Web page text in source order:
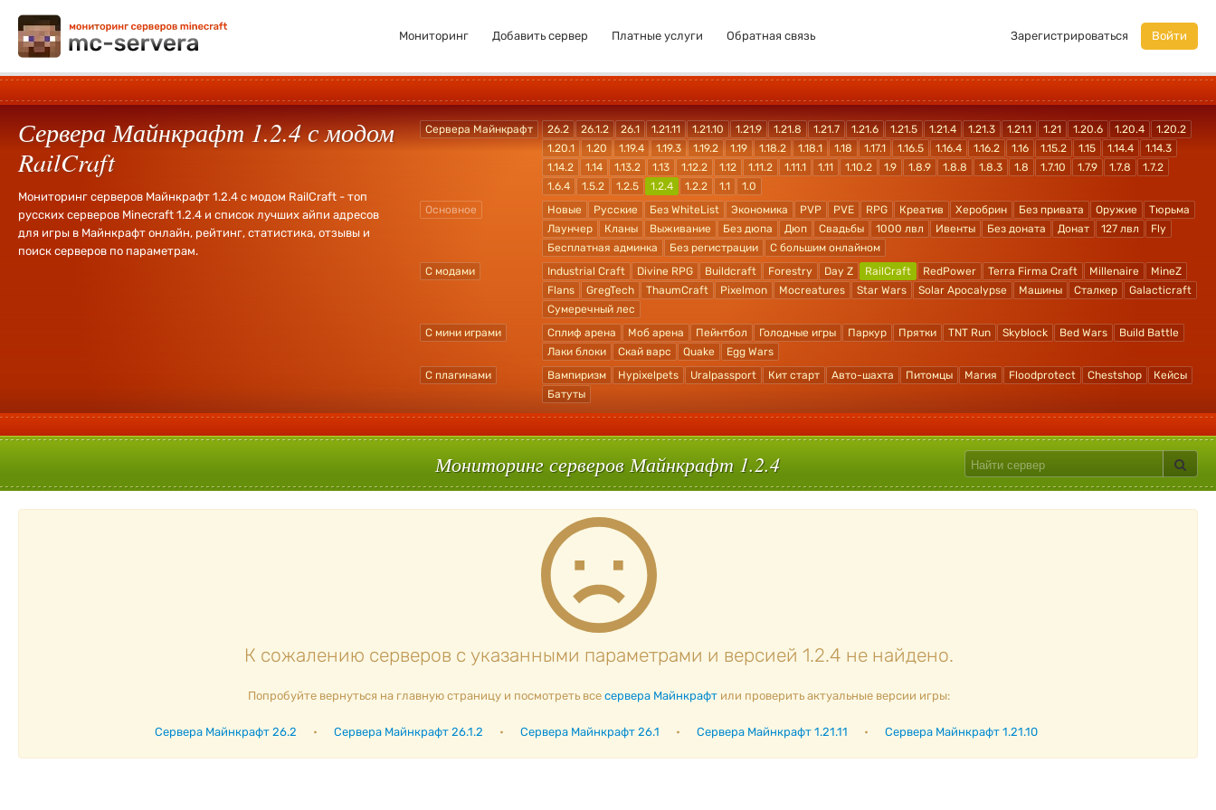
Мониторинг Добавить сервер Платные услуги Обратная связь Зарегистрироваться Войти
Сервера Майнкрафт 1.2.4 с модом
RailCraft
Мониторинг серверов Майнкрафт 1.2.4 с модом RailCraft - топ
русских серверов Minecraft 1.2.4 и список лучших айпи адресов
для игры в Майнкрафт онлайн, рейтинг, статистика, отзывы и
поиск серверов по параметрам.
Сервера Майнкрафт 26.2 26.1.2 26.1 1.21.11 1.21.10 1.21.9 1.21.8 1.21.7 1.21.6 1.21.5 1.21.4 1.21.3 1.21.1 1.21 1.20.6 1.20.4
1.20.2
1.20.1
1.20 1.19.4 1.19.3 1.19.2 1.19 1.18.2 1.18.1 1.18 1.17.1 1.16.5 1.16.4 1.16.2 1.16 1.15.2 1.15 1.14.4
1.14.3
1.14.2
1.14 1.13.2 1.13 1.12.2 1.12 1.11.2 1.11.1 1.11 1.10.2 1.9 1.8.9 1.8.8 1.8.3 1.8 1.7.10 1.7.9 1.7.8
1.7.2
1.6.4
1.5.2 1.2.5 1.2.4 1.2.2 1.1
1.0
Основное
Новые Русские Без WhiteList Экономика PVP PVE RPG Креатив Херобрин Без привата Оружие
Тюрьма
Лаунчер
Кланы Выживание Без дюпа Дюп Свадьбы 1000 лвл Ивенты Без доната Донат 127 лвл
Fly
Бесплатная админка
Без регистрации
С большим онлайном
С модами
Industrial Craft Divine RPG Buildcraft Forestry Day Z RailCraft RedPower Terra Firma Craft Millenaire
MineZ
Flans
GregTech ThaumCraft Pixelmon Mocreatures Star Wars Solar Apocalypse Машины Сталкер
Galacticraft
Сумеречный лес
С мини играми
Сплиф арена Моб арена Пейнтбол Голодные игры Паркур Прятки TNT Run Skyblock Bed Wars
Build Battle
Лаки блоки
Скай варс Quake
Egg Wars
С плагинами
Вампиризм Hypixelpets Uralpassport Кит старт Авто-шахта Питомцы Магия Floodprotect Chestshop
Кейсы
Батуты
Мониторинг серверов Майнкрафт 1.2.4
К сожалению серверов с указанными параметрами и версией 1.2.4 не найдено.
Попробуйте вернуться на главную страницу и посмотреть все сервера Майнкрафтили проверить актуальные версии игры:
Сервера Майнкрафт 26.2 • Сервера Майнкрафт 26.1.2 • Сервера Майнкрафт 26.1 • Сервера Майнкрафт 1.21.11 • Сервера Майнкрафт 1.21.10